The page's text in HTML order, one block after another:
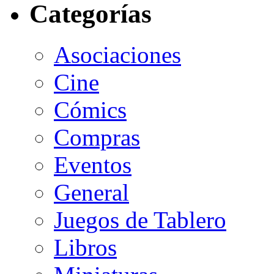
Categorías
Asociaciones
Cine
Cómics
Compras
Eventos
General
Juegos de Tablero
Libros